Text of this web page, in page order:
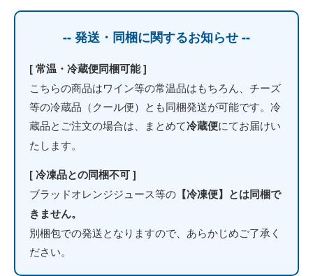
-- 発送・同梱に関するお知らせ --
[ 常温・冷蔵便同梱可能 ]
こちらの商品はワイン等の常温品はもちろん、チーズ
等の冷蔵品（クール便）とも同梱発送が可能です。冷
蔵品とご注文の場合は、まとめて冷蔵便にてお届けい
たします。
[ 冷凍品との同梱不可 ]
ブラッドオレンジジュース等の 【冷凍便】とは同梱で
きません。
別梱包での発送となりますので、あらかじめご了承く
ださい。